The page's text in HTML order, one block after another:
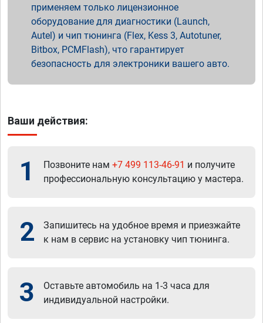
применяем только лицензионное
оборудование для диагностики (Launch,
Autel) и чип тюнинга (Flex, Kess 3, Autotuner,
Bitbox, PCMFlash), что гарантирует
безопасность для электроники вашего авто.
Ваши действия:
1 Позвоните нам +7 499 113-46-91 и получите
профессиональную консультацию у мастера.
2
Запишитесь на удобное время и приезжайте
к нам в сервис на установку чип тюнинга.
3
Оставьте автомобиль на 1-3 часа для
индивидуальной настройки.